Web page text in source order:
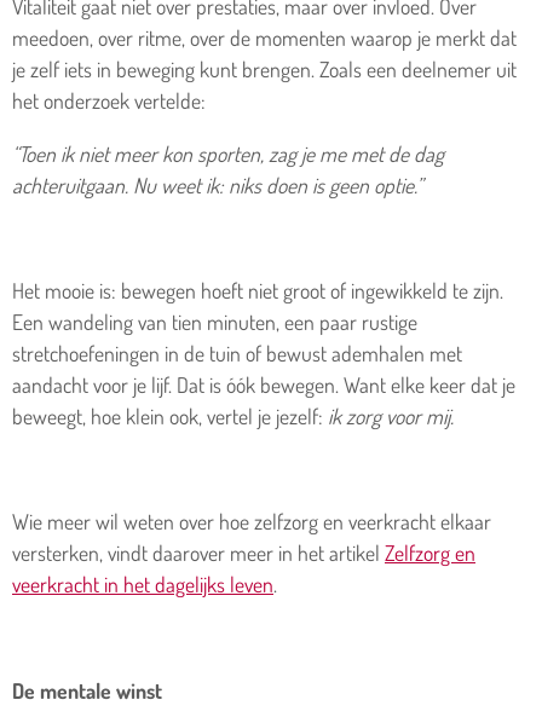
Vitaliteit gaat niet over prestaties, maar over invloed. Over
meedoen, over ritme, over de momenten waarop je merkt dat
je zelf iets in beweging kunt brengen. Zoals een deelnemer uit
het onderzoek vertelde:
“Toen ik niet meer kon sporten, zag je me met de dag
achteruitgaan. Nu weet ik: niks doen is geen optie.”
Het mooie is: bewegen hoeft niet groot of ingewikkeld te zijn.
Een wandeling van tien minuten, een paar rustige
stretchoefeningen in de tuin of bewust ademhalen met
aandacht voor je lijf. Dat is óók bewegen. Want elke keer dat je
beweegt, hoe klein ook, vertel je jezelf: ik zorg voor mij.
Wie meer wil weten over hoe zelfzorg en veerkracht elkaar
versterken, vindt daarover meer in het artikel Zelfzorg en
veerkracht in het dagelijks leven.
De mentale winst